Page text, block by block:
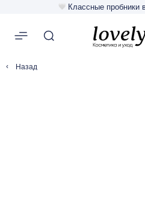
Классные пробники в каждом заказе
Назад
‹